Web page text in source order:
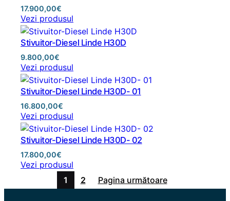
17.900,00€
Vezi produsul
Stivuitor-Diesel Linde H30D
9.800,00€
Vezi produsul
Stivuitor-Diesel Linde H30D- 01
16.800,00€
Vezi produsul
Stivuitor-Diesel Linde H30D- 02
17.800,00€
Vezi produsul
1
2 Pagina următoare